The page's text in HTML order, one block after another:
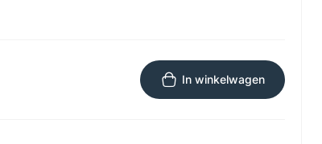
In winkelwagen